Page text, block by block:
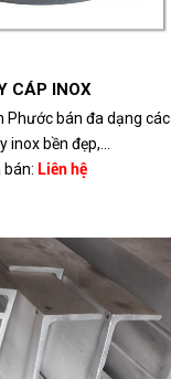
CÁP INOX
Phước bán đa dạng các
inox bền đẹp,...
bán: Liên hệ